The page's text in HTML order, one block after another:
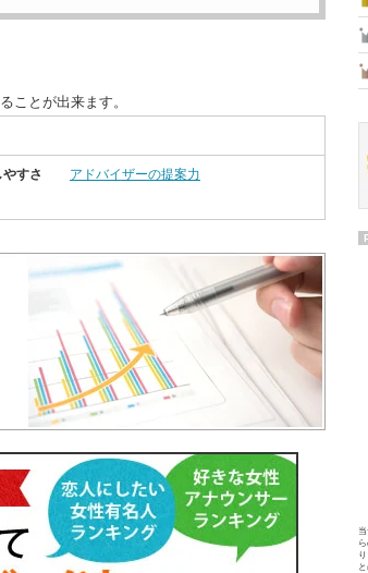
ことが出来ます。
すさ
アドバイザーの提案力